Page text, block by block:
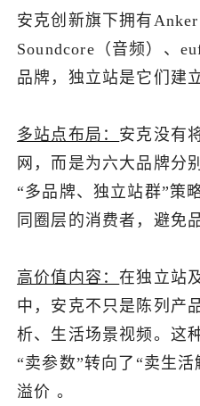
安克创新旗下拥有Anker
Soundcore（音频）、
品牌，独立站是它们建
多站点布局： 安克没有
网，而是为六大品牌分
“多品牌、独立站群”策
同圈层的消费者，避免
高价值内容：在独立站
中，安克不只是陈列产
析、生活场景视频。这
“卖参数”转向了“卖生
溢价 。